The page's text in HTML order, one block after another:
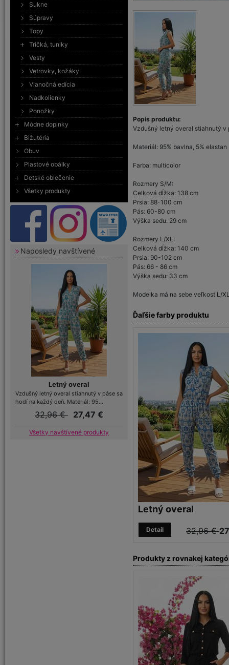
Sukne
Súpravy
Topy
Tričká, tuniky
Vesty
Vetrovky, kožáky
Vianočná edícia
Nadkolienky
Ponožky
Módne doplnky
Bižutéria
Obuv
Plastové obálky
Detské oblečenie
Všetky produkty
Naposledy navštívené
Letný overal
Vzdušný letný overal stiahnutý v páse sa
hodí na každý deň. Materiál: 95...
32,96 € 27,47 €
Všetky navštívené produkty
Popis produktu:
Vzdušný letný overal stiahnutý v
Materiál: 95% bavlna, 5% elastan
Farba: multicolor
Rozmery S/M:
Celková dĺžka: 138 cm
Prsia: 88-100 cm
Pás: 60-80 cm
Výška sedu: 29 cm
Rozmery L/XL:
Celková dĺžka: 140 cm
Prsia: 90-102 cm
Pás: 66 - 86 cm
Výška sedu: 33 cm
Modelka má na sebe veľkosť L/
Ďaľšie farby produktu
Letný overal
32,96 €
Detail
Produkty z rovnakej